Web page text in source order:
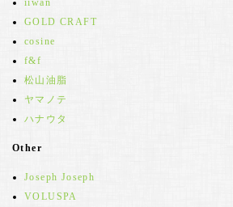
iiwan
GOLD CRAFT
cosine
f&f
松山油脂
ヤマノテ
ハナウタ
Other
Joseph Joseph
VOLUSPA